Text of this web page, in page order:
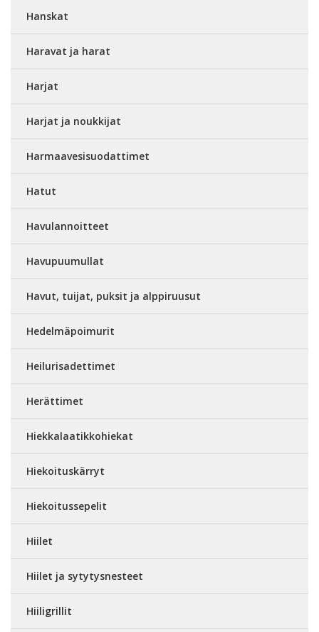
Hanskat
Haravat ja harat
Harjat
Harjat ja noukkijat
Harmaavesisuodattimet
Hatut
Havulannoitteet
Havupuumullat
Havut, tuijat, puksit ja alppiruusut
Hedelmäpoimurit
Heilurisadettimet
Herättimet
Hiekkalaatikkohiekat
Hiekoituskärryt
Hiekoitussepelit
Hiilet
Hiilet ja sytytysnesteet
Hiiligrillit